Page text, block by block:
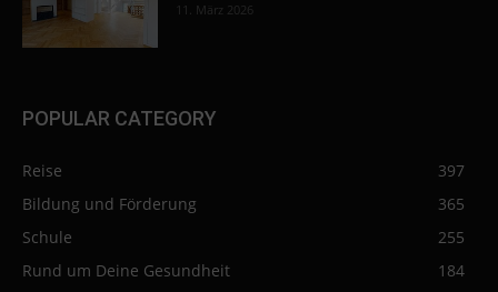
11. März 2026
POPULAR CATEGORY
Reise
397
Bildung und Förderung
365
Schule
255
Rund um Deine Gesundheit
184